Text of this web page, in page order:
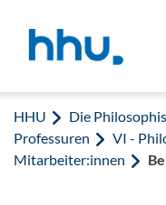
HHU Die
Professuren
VI -
Mitarbeiter:innen